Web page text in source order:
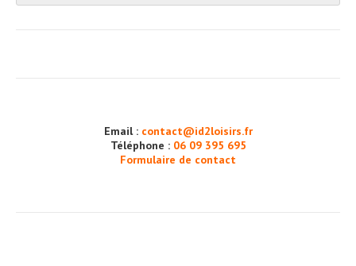
Email : contact@id2loisirs.fr
Téléphone : 06 09 395 695
Formulaire de contact